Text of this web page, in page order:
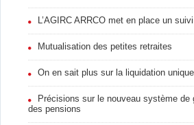
L’AGIRC ARRCO met en place un
Mutualisation des petites retraites
On en sait plus sur la liquidation
Précisions sur le nouveau système de
des pensions